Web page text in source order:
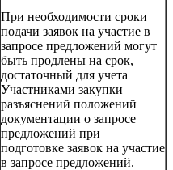
При необходимости сроки
подачи заявок на участие в
запросе предложений могут
быть продлены на срок,
достаточный для учета
Участниками закупки
разъяснений положений
документации о запросе
предложений при
подготовке заявок на участие
в запросе предложений.